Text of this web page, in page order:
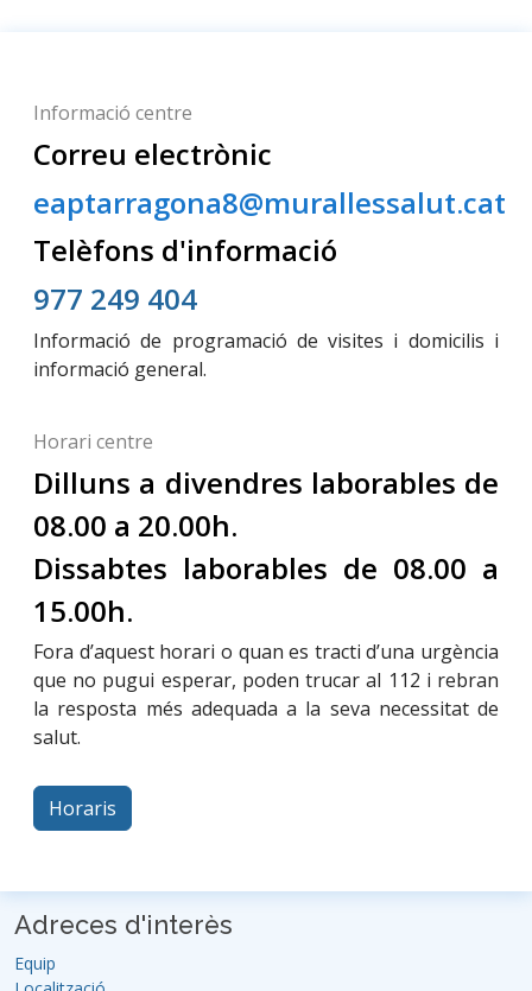
Informació centre
Correu electrònic
eaptarragona8@murallessalut.cat
Telèfons d'informació
977 249 404
Informació de programació de visites i domicilis i
informació general.
Horari centre
Dilluns a divendres laborables de
08.00 a 20.00h.
Dissabtes laborables de 08.00 a
15.00h.
Fora d’aquest horari o quan es tracti d’una urgència
que no pugui esperar, poden trucar al 112 i rebran
la resposta més adequada a la seva necessitat de
salut.
Horaris
Adreces d'interès
Equip